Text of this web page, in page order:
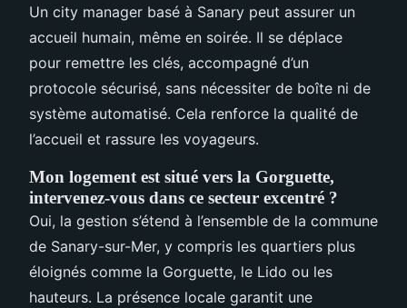
Un city manager basé à Sanary peut assurer un
accueil humain, même en soirée. Il se déplace
pour remettre les clés, accompagné d’un
protocole sécurisé, sans nécessiter de boîte ni de
système automatisé. Cela renforce la qualité de
l’accueil et rassure les voyageurs.
Mon logement est situé vers la Gorguette,
intervenez-vous dans ce secteur excentré ?
Oui, la gestion s’étend à l’ensemble de la commune
de Sanary-sur-Mer, y compris les quartiers plus
éloignés comme la Gorguette, le Lido ou les
hauteurs. La présence locale garantit une